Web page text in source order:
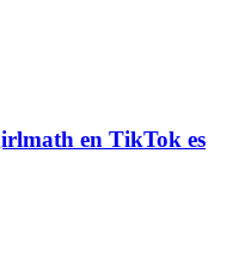
en TikTok es